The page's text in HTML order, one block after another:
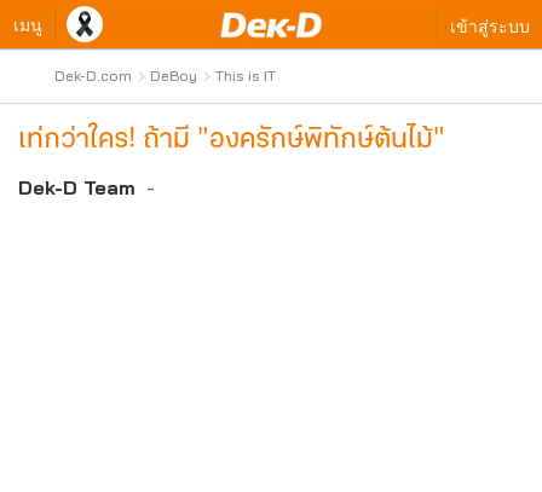
เมนู เข้าสู่ระบบ
Dek-D.com DeBoy This is IT
เท่กว่าใคร! ถ้ามี "องครักษ์พิทักษ์ต้นไม้"
Dek-D Team -